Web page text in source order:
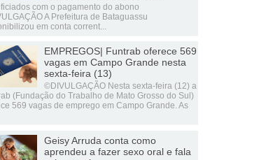
com o pagamento do abono
A Prefeitura de Bataguassu
em conta corrent...
EMPREGOS| Funtrab oferece 569
vagas em Campo Grande nesta
sexta-feira (13)
©DIVULGAÇÃO Nesta sexta-feira (12) a
(Fundação do Trabalho de Mato Grosso do Sul)
569 vagas de emprego em Campo Grande. As
Geisy Arruda conta como
aprendeu a fazer sexo oral e fala